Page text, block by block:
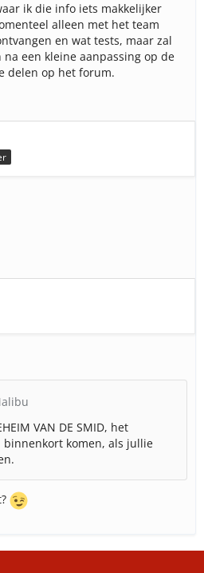
ik die info iets makkelijker
alleen met het team
en wat tests, maar zal
een kleine aanpassing op de
delen op het forum.
VAN DE SMID, het
binnenkort komen, als jullie